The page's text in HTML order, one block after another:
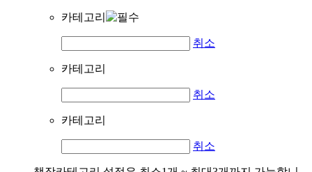
카테고리
취소
카테고리
취소
카테고리
취소